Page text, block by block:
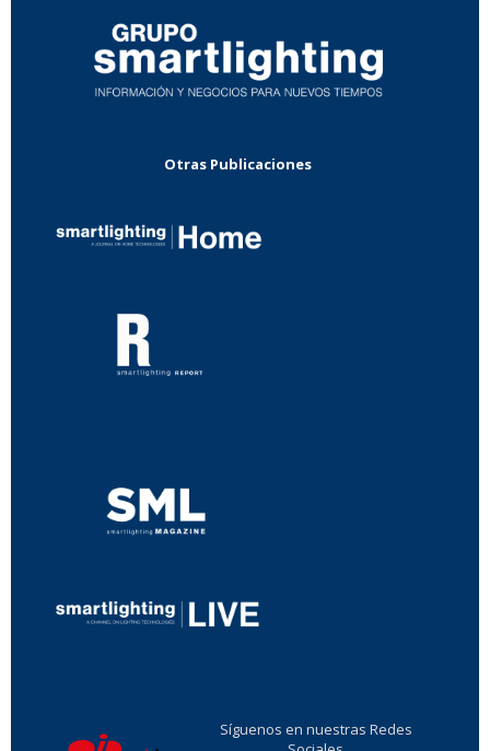
Otras Publicaciones
Síguenos en nuestras Redes